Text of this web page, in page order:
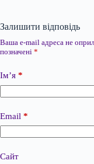
Залишити відповідь
Ваша e-mail адреса не
позначені *
Ім’я *
Email *
Сайт